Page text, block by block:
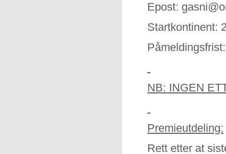
Epost:
Startkontinent:
NB: INGEN
Premieutdeling:
Rett etter at